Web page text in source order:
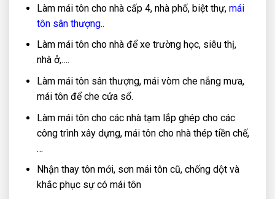
Làm mái tôn cho nhà cấp 4, nhà phố, biệt thự, mái
tôn sân thượng..
Làm mái tôn cho nhà để xe trường học, siêu thị,
nhà ở,….
Làm mái tôn sân thượng, mái vòm che nắng mưa,
mái tôn để che cửa sổ.
Làm mái tôn cho các nhà tạm lắp ghép cho các
công trình xây dựng, mái tôn cho nhà thép tiền chế,
…
Nhận thay tôn mới, sơn mái tôn cũ, chống dột và
khắc phục sự có mái tôn